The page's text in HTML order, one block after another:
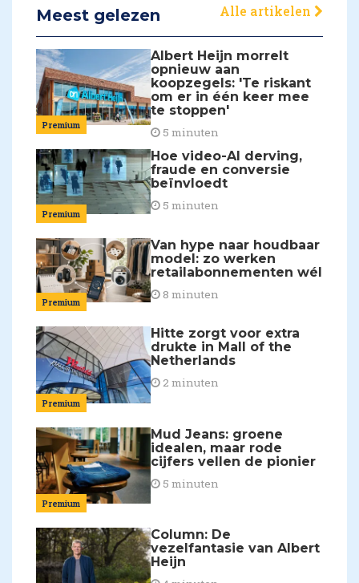
Meest gelezen Alle artikelen
Premium
Albert Heijn morrelt
opnieuw aan
koopzegels: 'Te riskant
om er in één keer mee
te stoppen'
5 minuten
Premium
Hoe video-AI derving,
fraude en conversie
beïnvloedt
5 minuten
Premium
Van hype naar houdbaar
model: zo werken
retailabonnementen wél
8 minuten
Premium
Hitte zorgt voor extra
drukte in Mall of the
Netherlands
2 minuten
Premium
Mud Jeans: groene
idealen, maar rode
cijfers vellen de pionier
5 minuten
Column: De
vezelfantasie van Albert
Heijn